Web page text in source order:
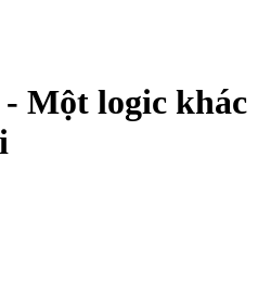
Một logic khác